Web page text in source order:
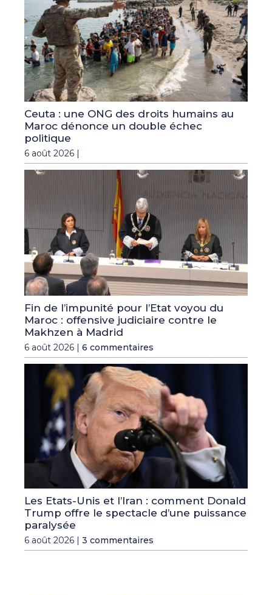
Ceuta : une ONG des droits humains au
Maroc dénonce un double échec
politique
6 août 2026 |
Fin de l’impunité pour l’Etat voyou du
Maroc : offensive judiciaire contre le
Makhzen à Madrid
6 août 2026 | 6 commentaires
Les Etats-Unis et l’Iran : comment Donald
Trump offre le spectacle d’une puissance
paralysée
6 août 2026 | 3 commentaires